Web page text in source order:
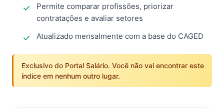
Permite comparar profissões, priorizar
contratações e avaliar setores
Atualizado mensalmente com a base do CAGED
Exclusivo do Portal Salário. Você não vai encontrar este
índice em nenhum outro lugar.